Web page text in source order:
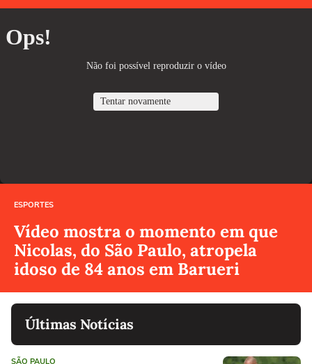
ESPORTES
Vídeo mostra o momento em que
Nicolas, do São Paulo, atropela
idoso de 84 anos em Barueri
Últimas Notícias
SÃO PAULO